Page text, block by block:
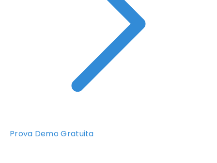
Prova Demo Gratuita